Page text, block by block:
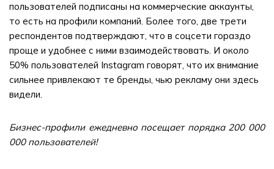
пользователей подписаны на коммерческие аккаунты,
то есть на профили компаний. Более того, две трети
респондентов подтверждают, что в соцсети гораздо
проще и удобнее с ними взаимодействовать. И около
50% пользователей Instagram говорят, что их внимание
сильнее привлекают те бренды, чью рекламу они здесь
видели.
Бизнес-профили ежедневно посещает порядка 200 000
000 пользователей!